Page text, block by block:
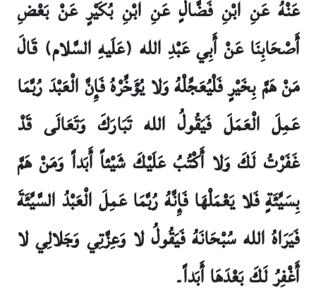
عَنْهُ عَنِ ابْنِ فَضَّالٍ عَنِ ابْنِ بُكَيْرٍ عَنْ بَعْضِ
أَصْحَابِنَا عَنْ أَبِي عَبْدِ الله (عَلَيهِ السَّلام) قَالَ
مَنْ هَمَّ بِخَيْرٍ فَلْيُعَجِّلْهُ وَلا يُؤَخِّرْهُ فَإِنَّ الْعَبْدَ رُبَّمَا
عَمِلَ الْعَمَلَ فَيَقُولُ الله تَبَارَكَ وَتَعَالَى قَدْ
غَفَرْتُ لَكَ وَلا أَكْتُبُ عَلَيْكَ شَيْئاً أَبَداً وَمَنْ هَمَّ
بِسَيِّئَةٍ فَلا يَعْمَلْهَا فَإِنَّهُ رُبَّمَا عَمِلَ الْعَبْدُ السَّيِّئَةَ
فَيَرَاهُ الله سُبْحَانَهُ فَيَقُولُ لا وَعِزَّتِي وَجَلالِي لا
أَغْفِرُ لَكَ بَعْدَهَا أَبَداً۔